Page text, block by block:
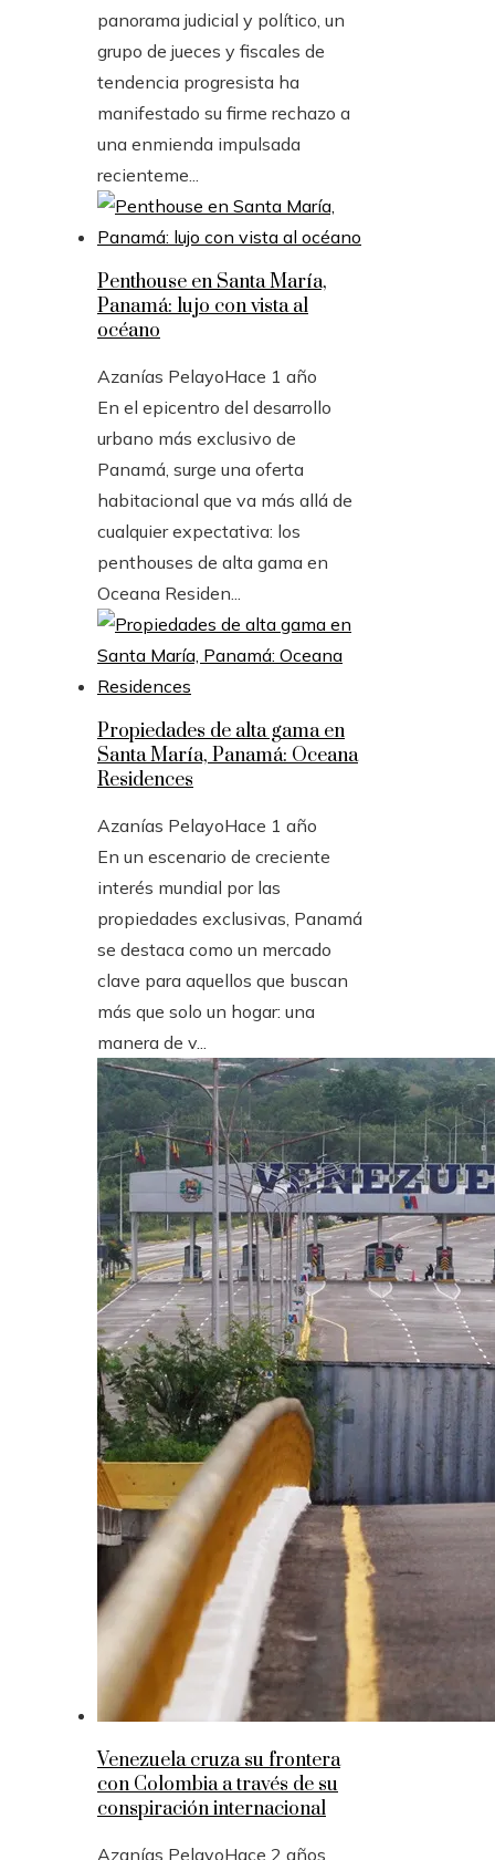
panorama judicial y político, un
grupo de jueces y fiscales de
tendencia progresista ha
manifestado su firme rechazo a
una enmienda impulsada
recienteme...
Penthouse en Santa María,
Panamá: lujo con vista al
océano
Azanías PelayoHace 1 año
En el epicentro del desarrollo
urbano más exclusivo de
Panamá, surge una oferta
habitacional que va más allá de
cualquier expectativa: los
penthouses de alta gama en
Oceana Residen...
Propiedades de alta gama en
Santa María, Panamá: Oceana
Residences
Azanías PelayoHace 1 año
En un escenario de creciente
interés mundial por las
propiedades exclusivas, Panamá
se destaca como un mercado
clave para aquellos que buscan
más que solo un hogar: una
manera de v...
Venezuela cruza su frontera
con Colombia a través de su
conspiración internacional
Azanías PelayoHace 2 años